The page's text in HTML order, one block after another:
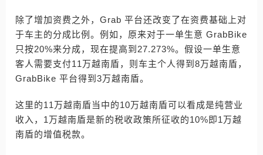
除了增加资费之外，Grab 平台还改变了在资费基础上对
于车主的分成比例。例如，原来对于一单生意 GrabBike
只按20%来分成，现在提高到27.273%。假设一单生意
客人需要支付11万越南盾，则车主个人得到8万越南盾，
GrabBike 平台得到3万越南盾。
这里的11万越南盾当中的10万越南盾可以看成是纯营业
收入，1万越南盾是新的税收政策所征收的10%即1万越
南盾的增值税款。